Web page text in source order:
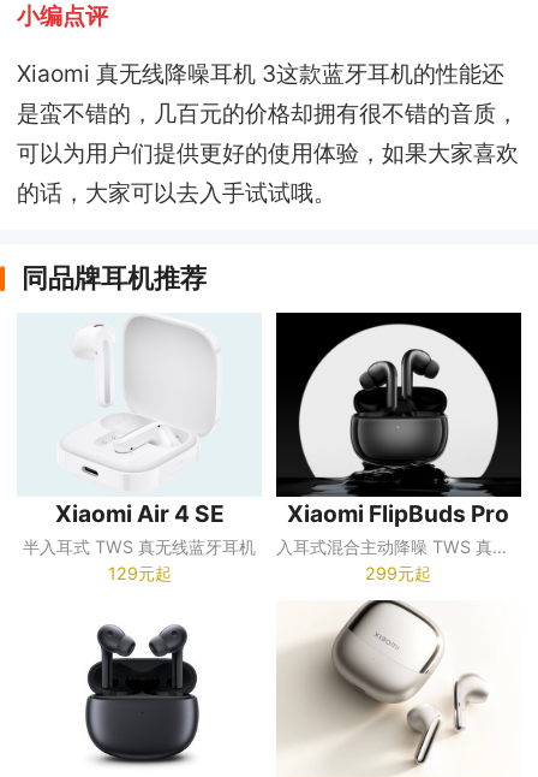
小编点评
Xiaomi 真无线降噪耳机 3这款蓝牙耳机的性能还
是蛮不错的，几百元的价格却拥有很不错的音质，
可以为用户们提供更好的使用体验，如果大家喜欢
的话，大家可以去入手试试哦。
同品牌耳机推荐
Xiaomi Air 4 SE
半入耳式 TWS 真无线蓝牙耳机
129元起
Xiaomi FlipBuds Pro
入耳式混合主动降噪 TWS 真无线蓝牙耳机
299元起